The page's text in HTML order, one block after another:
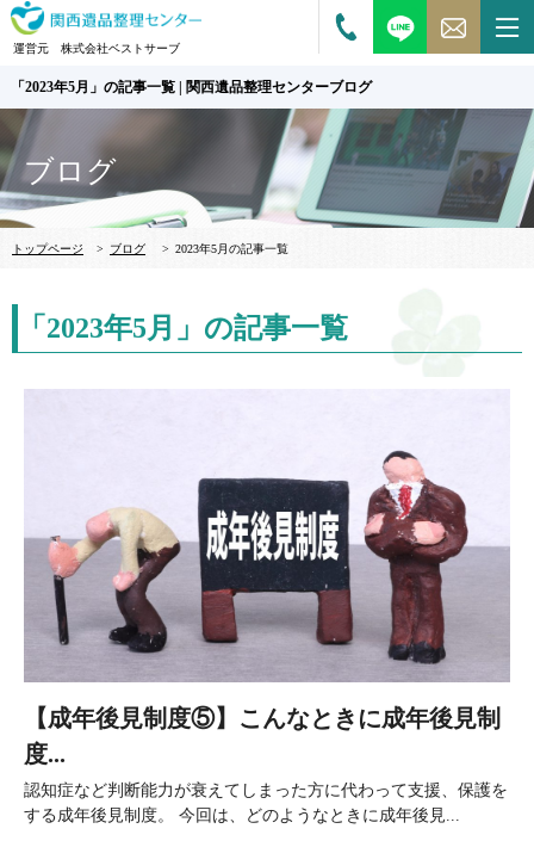
運営元 株式会社ベストサーブ
「2023年5月」の記事一覧 | 関西遺品整理センターブログ
ブログ
トップページ > ブログ > 2023年5月の記事一覧
「2023年5月」の記事一覧
【成年後見制度⑤】こんなときに成年後見制
度...
認知症など判断能力が衰えてしまった方に代わって支援、保護を
する成年後見制度。 今回は、どのようなときに成年後見...